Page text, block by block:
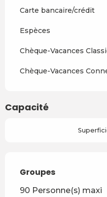
Carte bancaire/crédit
Espèces
Chèque-Vacances
Chèque-Vacances
Capacité
Groupes
Groupes
90 Personne(s) maxi